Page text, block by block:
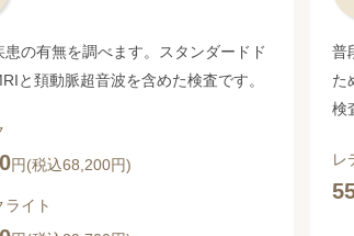
患の有無を調べます。スタンダードド
と頚動脈超音波を含めた検査です。
円(税込68,200円)
ライト
普
た
検
レ